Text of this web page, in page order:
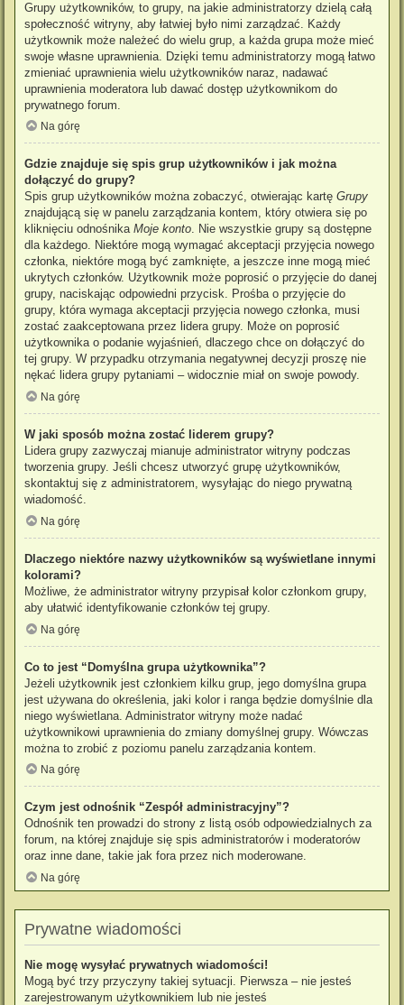
Grupy użytkowników, to grupy, na jakie administratorzy dzielą całą
społeczność witryny, aby łatwiej było nimi zarządzać. Każdy
użytkownik może należeć do wielu grup, a każda grupa może mieć
swoje własne uprawnienia. Dzięki temu administratorzy mogą łatwo
zmieniać uprawnienia wielu użytkowników naraz, nadawać
uprawnienia moderatora lub dawać dostęp użytkownikom do
prywatnego forum.
Na górę
Gdzie znajduje się spis grup użytkowników i jak można
dołączyć do grupy?
Spis grup użytkowników można zobaczyć, otwierając kartę Grupy
znajdującą się w panelu zarządzania kontem, który otwiera się po
kliknięciu odnośnika Moje konto. Nie wszystkie grupy są dostępne
dla każdego. Niektóre mogą wymagać akceptacji przyjęcia nowego
członka, niektóre mogą być zamknięte, a jeszcze inne mogą mieć
ukrytych członków. Użytkownik może poprosić o przyjęcie do danej
grupy, naciskając odpowiedni przycisk. Prośba o przyjęcie do
grupy, która wymaga akceptacji przyjęcia nowego członka, musi
zostać zaakceptowana przez lidera grupy. Może on poprosić
użytkownika o podanie wyjaśnień, dlaczego chce on dołączyć do
tej grupy. W przypadku otrzymania negatywnej decyzji proszę nie
nękać lidera grupy pytaniami – widocznie miał on swoje powody.
Na górę
W jaki sposób można zostać liderem grupy?
Lidera grupy zazwyczaj mianuje administrator witryny podczas
tworzenia grupy. Jeśli chcesz utworzyć grupę użytkowników,
skontaktuj się z administratorem, wysyłając do niego prywatną
wiadomość.
Na górę
Dlaczego niektóre nazwy użytkowników są wyświetlane innymi
kolorami?
Możliwe, że administrator witryny przypisał kolor członkom grupy,
aby ułatwić identyfikowanie członków tej grupy.
Na górę
Co to jest “Domyślna grupa użytkownika”?
Jeżeli użytkownik jest członkiem kilku grup, jego domyślna grupa
jest używana do określenia, jaki kolor i ranga będzie domyślnie dla
niego wyświetlana. Administrator witryny może nadać
użytkownikowi uprawnienia do zmiany domyślnej grupy. Wówczas
można to zrobić z poziomu panelu zarządzania kontem.
Na górę
Czym jest odnośnik “Zespół administracyjny”?
Odnośnik ten prowadzi do strony z listą osób odpowiedzialnych za
forum, na której znajduje się spis administratorów i moderatorów
oraz inne dane, takie jak fora przez nich moderowane.
Na górę
Prywatne wiadomości
Nie mogę wysyłać prywatnych wiadomości!
Mogą być trzy przyczyny takiej sytuacji. Pierwsza – nie jesteś
zarejestrowanym użytkownikiem lub nie jesteś